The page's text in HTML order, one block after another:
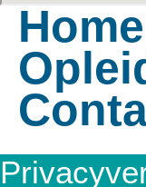
Home